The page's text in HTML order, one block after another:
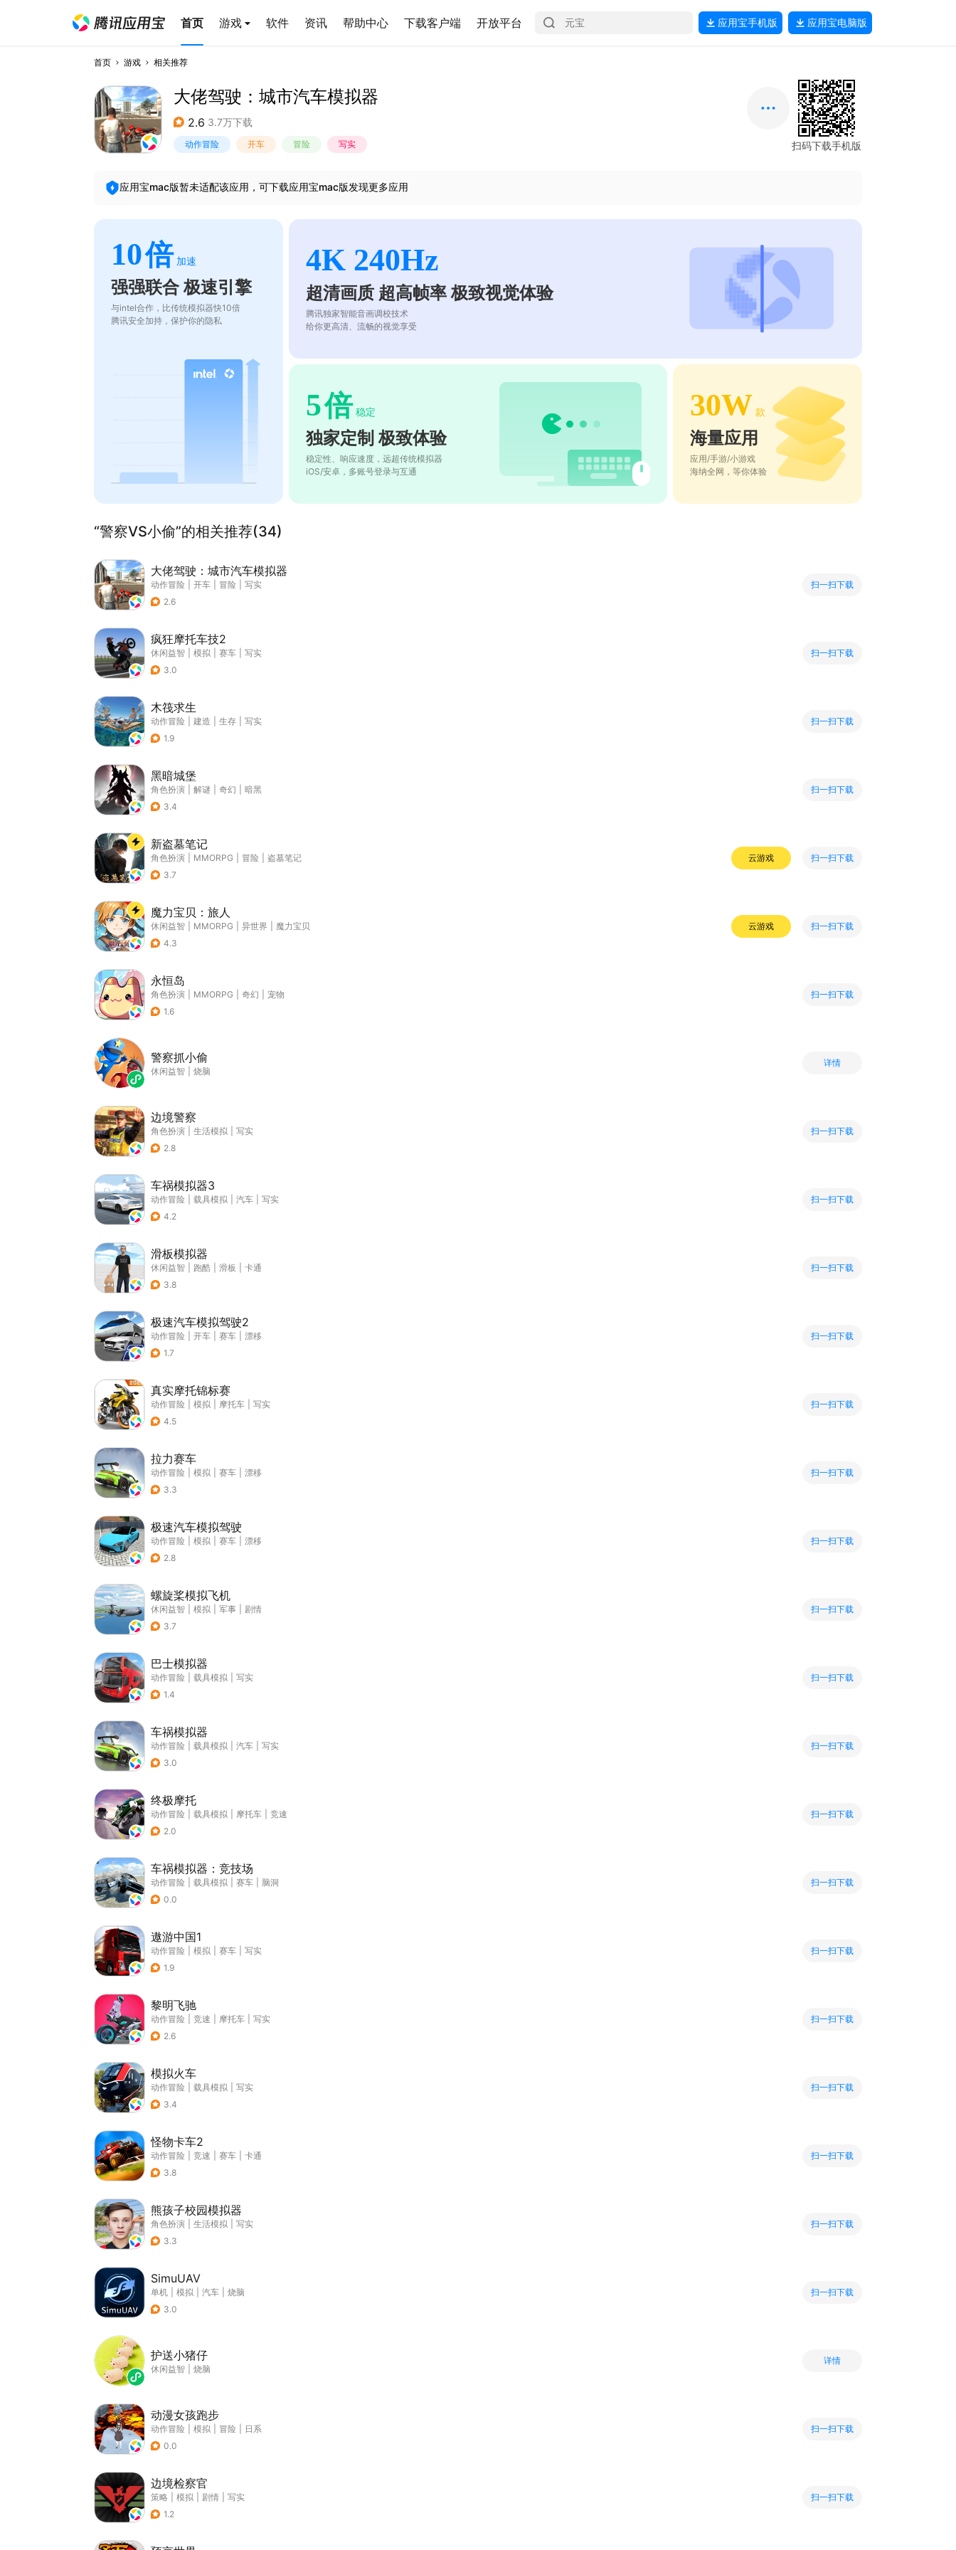
首页 游戏 软件 资讯 帮助中心 下载客户端 开放平台 应用宝手机版 应用宝电脑版
首页 游戏 相关推荐
大佬驾驶：城市汽车模拟器
2.6 3.7万下载
动作冒险 开车 冒险 写实 扫码下载手机版
应用宝mac版暂未适配该应用，可下载应用宝mac版发现更多应用
10倍 加速
强强联合 极速引擎
与intel合作，比传统模拟器快10倍
腾讯安全加持，保护你的隐私
4K 240Hz
超清画质 超高帧率 极致视觉体验
腾讯独家智能音画调校技术
给你更高清、流畅的视觉享受
5倍 稳定
独家定制 极致体验
稳定性、响应速度，远超传统模拟器
iOS/安卓，多账号登录与互通
30W 款
海量应用
应用/手游/小游戏
海纳全网，等你体验
“警察VS小偷”的相关推荐(34)
大佬驾驶：城市汽车模拟器
动作冒险 开车 冒险
写实
2.6
扫一扫下载
疯狂摩托车技2
休闲益智 模拟 赛车
写实
3.0
扫一扫下载
木筏求生
动作冒险 建造 生存
写实
1.9
扫一扫下载
黑暗城堡
角色扮演 解谜 奇幻
暗黑
3.4
扫一扫下载
新盗墓笔记
角色扮演 MMORPG 冒险
盗墓笔记
3.7
云游戏 扫一扫下载
魔力宝贝：旅人
休闲益智 MMORPG 异世界
魔力宝贝
4.3
云游戏 扫一扫下载
永恒岛
角色扮演 MMORPG 奇幻
宠物
1.6
扫一扫下载
警察抓小偷
休闲益智 烧脑
详情
边境警察
角色扮演 生活模拟
写实
2.8
扫一扫下载
车祸模拟器3
动作冒险 载具模拟 汽车
写实
4.2
扫一扫下载
滑板模拟器
休闲益智 跑酷 滑板
卡通
3.8
扫一扫下载
极速汽车模拟驾驶2
动作冒险 开车 赛车
漂移
1.7
扫一扫下载
真实摩托锦标赛
动作冒险 模拟 摩托车
写实
4.5
扫一扫下载
拉力赛车
动作冒险 模拟 赛车
漂移
3.3
扫一扫下载
极速汽车模拟驾驶
动作冒险 模拟 赛车
漂移
2.8
扫一扫下载
螺旋桨模拟飞机
休闲益智 模拟 军事
剧情
3.7
扫一扫下载
巴士模拟器
动作冒险 载具模拟
写实
1.4
扫一扫下载
车祸模拟器
动作冒险 载具模拟 汽车
写实
3.0
扫一扫下载
终极摩托
动作冒险 载具模拟 摩托车
竞速
2.0
扫一扫下载
车祸模拟器：竞技场
动作冒险 载具模拟 赛车
脑洞
0.0
扫一扫下载
遨游中国1
动作冒险 模拟 赛车
写实
1.9
扫一扫下载
黎明飞驰
动作冒险 竞速 摩托车
写实
2.6
扫一扫下载
模拟火车
动作冒险 载具模拟
写实
3.4
扫一扫下载
怪物卡车2
动作冒险 竞速 赛车
卡通
3.8
扫一扫下载
熊孩子校园模拟器
角色扮演 生活模拟
写实
3.3
扫一扫下载
SimuUAV
单机 模拟 汽车
烧脑
3.0
扫一扫下载
护送小猪仔
休闲益智 烧脑
详情
动漫女孩跑步
动作冒险 模拟 冒险
日系
0.0
扫一扫下载
边境检察官
策略 模拟 剧情
写实
1.2
扫一扫下载